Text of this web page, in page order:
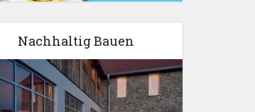
Nachhaltig Bauen